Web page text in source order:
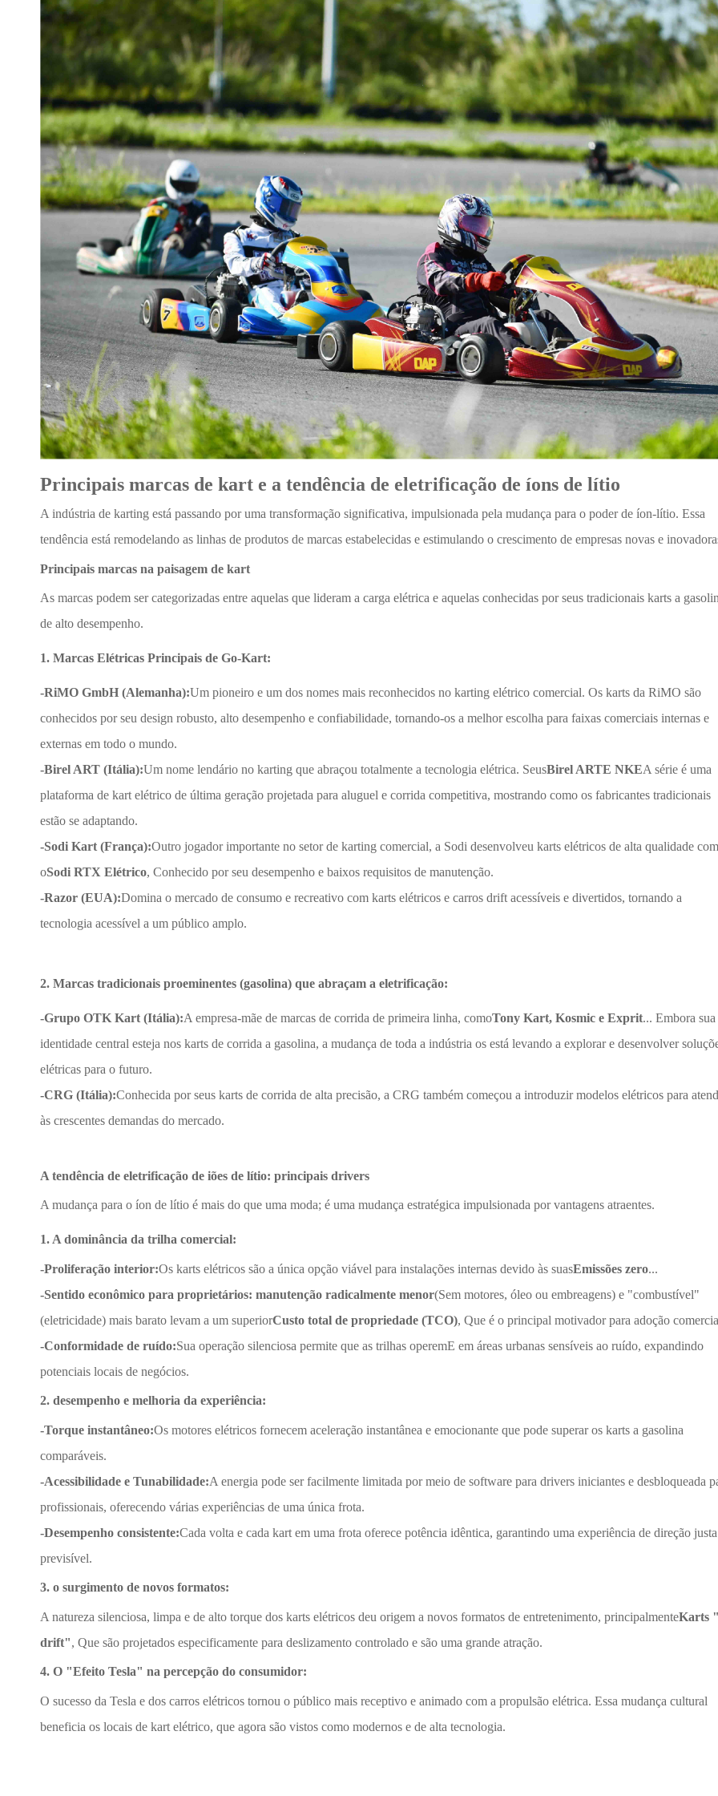
Principais marcas de kart e a tendência de eletrificação de íons de lítio
A indústria de karting está passando por uma transformação significativa, impulsionada pela mudança para o poder de íon-lítio. Essa
tendência está remodelando as linhas de produtos de marcas estabelecidas e estimulando o crescimento de empresas novas e
Principais marcas na paisagem de kart
As marcas podem ser categorizadas entre aquelas que lideram a carga elétrica e aquelas conhecidas por seus tradicionais karts a
de alto desempenho.
1. Marcas Elétricas Principais de Go-Kart:
-RiMO GmbH (Alemanha):Um pioneiro e um dos nomes mais reconhecidos no karting elétrico comercial. Os karts da RiMO são
conhecidos por seu design robusto, alto desempenho e confiabilidade, tornando-os a melhor escolha para faixas comerciais internas e
externas em todo o mundo.
-Birel ART (Itália):Um nome lendário no karting que abraçou totalmente a tecnologia elétrica. SeusBirel ARTE NKEA série é uma
plataforma de kart elétrico de última geração projetada para aluguel e corrida competitiva, mostrando como os fabricantes tradicionais
estão se adaptando.
-Sodi Kart (França):Outro jogador importante no setor de karting comercial, a Sodi desenvolveu karts elétricos de alta qualidade
oSodi RTX Elétrico, Conhecido por seu desempenho e baixos requisitos de manutenção.
-Razor (EUA):Domina o mercado de consumo e recreativo com karts elétricos e carros drift acessíveis e divertidos, tornando a
tecnologia acessível a um público amplo.
2. Marcas tradicionais proeminentes (gasolina) que abraçam a eletrificação:
-Grupo OTK Kart (Itália):A empresa-mãe de marcas de corrida de primeira linha, comoTony Kart, Kosmic e Exprit... Embora sua
identidade central esteja nos karts de corrida a gasolina, a mudança de toda a indústria os está levando a explorar e desenvolver
elétricas para o futuro.
-CRG (Itália):Conhecida por seus karts de corrida de alta precisão, a CRG também começou a introduzir modelos elétricos para
às crescentes demandas do mercado.
A tendência de eletrificação de iões de lítio: principais drivers
A mudança para o íon de lítio é mais do que uma moda; é uma mudança estratégica impulsionada por vantagens atraentes.
1. A dominância da trilha comercial:
-Proliferação interior:Os karts elétricos são a única opção viável para instalações internas devido às suasEmissões zero...
-Sentido econômico para proprietários: manutenção radicalmente menor(Sem motores, óleo ou embreagens) e "combustível"
(eletricidade) mais barato levam a um superiorCusto total de propriedade (TCO), Que é o principal motivador para adoção
-Conformidade de ruído:Sua operação silenciosa permite que as trilhas operemE em áreas urbanas sensíveis ao ruído, expandindo
potenciais locais de negócios.
2. desempenho e melhoria da experiência:
-Torque instantâneo:Os motores elétricos fornecem aceleração instantânea e emocionante que pode superar os karts a gasolina
comparáveis.
-Acessibilidade e Tunabilidade:A energia pode ser facilmente limitada por meio de software para drivers iniciantes e desbloqueada
profissionais, oferecendo várias experiências de uma única frota.
-Desempenho consistente:Cada volta e cada kart em uma frota oferece potência idêntica, garantindo uma experiência de direção
previsível.
3. o surgimento de novos formatos:
A natureza silenciosa, limpa e de alto torque dos karts elétricos deu origem a novos formatos de entretenimento, principalmenteKarts
drift", Que são projetados especificamente para deslizamento controlado e são uma grande atração.
4. O "Efeito Tesla" na percepção do consumidor:
O sucesso da Tesla e dos carros elétricos tornou o público mais receptivo e animado com a propulsão elétrica. Essa mudança cultural
beneficia os locais de kart elétrico, que agora são vistos como modernos e de alta tecnologia.